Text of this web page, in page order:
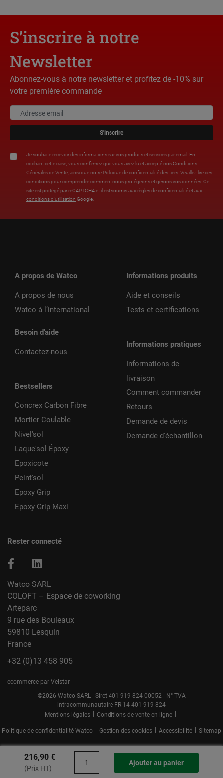
216,90 €
(Prix HT)
Ajouter au panier
S’inscrire à notre
Newsletter
Abonnez-vous à notre newsletter et profitez de -10% sur
votre première commande
S'inscrire
Je souhaite recevoir des informations sur vos produits et services par email. En
cochant cette case, vous confirmez que vous avez lu et accepté nosConditions
Générales de Vente , ainsi que notre Politique de confidentialitédes tiers. Veuillez lire ces
conditions pour comprendre comment nous protégeons et gérons vos données. Ce
site est protégé par reCAPTCHA et il est soumis aux règles de confidentialitéet aux
conditions d’utilisation Google.
A propos de Watco
A propos de nous
Watco à l’international
Besoin d'aide
Contactez-nous
Bestsellers
Concrex Carbon Fibre
Mortier Coulable
Nivel'sol
Laque'sol Époxy
Epoxicote
Peint'sol
Epoxy Grip
Epoxy Grip Maxi
Informations produits
Aide et conseils
Tests et certifications
Informations pratiques
Informations de
livraison
Comment commander
Retours
Demande de devis
Demande d'échantillon
Rester connecté
Watco SARL
COLOFT – Espace de coworking
Arteparc
9 rue des Bouleaux
59810 Lesquin
France
+32 (0)13 458 905
ecommerce par Velstar
©2026 Watco SARL | Siret 401 919 824 00052 | N° TVA
intracommunautaire FR 14 401 919 824
Mentions légales | Conditions de vente en ligne |
Politique de confidentialité Watco | Gestion des cookies | Accessibilité | Sitemap